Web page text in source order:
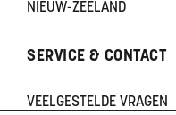
NIEUW-ZEELAND
SERVICE & CONTACT
VEELGESTELDE VRAGEN